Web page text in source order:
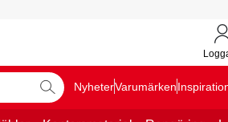
NyheterVarumärken